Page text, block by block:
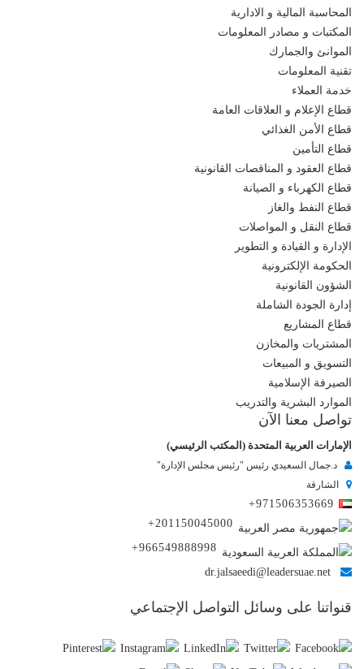
المحاسبة المالية و الادارية
المكتبات و مصادر المعلومات
الموانئ والجمارك
تقنية المعلومات
خدمة العملاء
قطاع الإعلام و العلاقات العامة
قطاع الأمن الغذائي
قطاع التأمين
قطاع العقود و المناقصات القانونية
قطاع الكهرباء و الصيانة
قطاع النفط والغاز
قطاع النقل و المواصلات
الإدارة و القيادة و التطوير
الحكومة الإلكترونية
الشؤون القانونية
إدارة الجودة الشاملة
قطاع المشاريع
المشتريات والمخازن
التسويق و المبيعات
الصيرفة الإسلامية
الموارد البشرية والتدريب
تواصل معنا الآن
الإمارات العربية المتحدة (المكتب الرئيسي)
د.جمال السعيدي رئيس "رئيس مجلس الإدارة"
الشارقة
+971506353669
+201150045000
+966549888998
dr.jalsaeedi@leadersuae.net
قنواتنا على وسائل التواصل الإجتماعي